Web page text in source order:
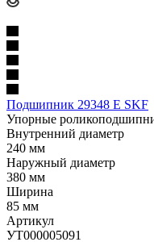
Подшипник 29348 E SKF
Упорные
Внутренний диаметр
240 мм
Наружный диаметр
380 мм
Ширина
85 мм
Артикул
УТ000005091